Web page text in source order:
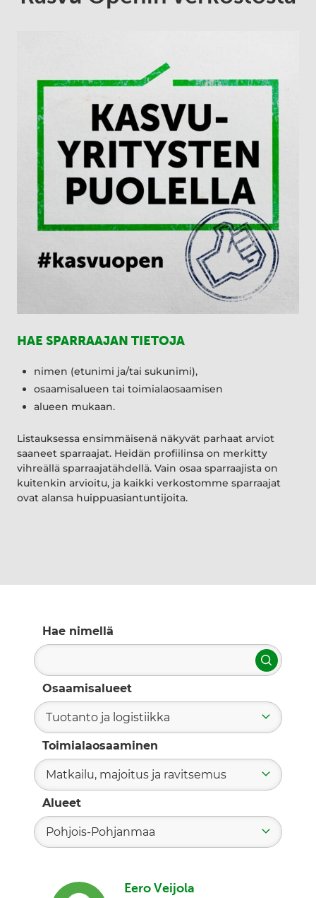
HAE SPARRAAJAN TIETOJA
nimen (etunimi ja/tai sukunimi),
osaamisalueen tai toimialaosaamisen
alueen mukaan.
Listauksessa ensimmäisenä näkyvät parhaat arviot
saaneet sparraajat. Heidän profiilinsa on merkitty
vihreällä sparraajatähdellä. Vain osaa sparraajista on
kuitenkin arvioitu, ja kaikki verkostomme sparraajat
ovat alansa huippuasiantuntijoita.
Hae nimellä
Hae
Osaamisalueet
Tuotanto ja logistiikka
Toimialaosaaminen
Matkailu, majoitus ja ravitsemus
Alueet
Pohjois-Pohjanmaa
Eero Veijola